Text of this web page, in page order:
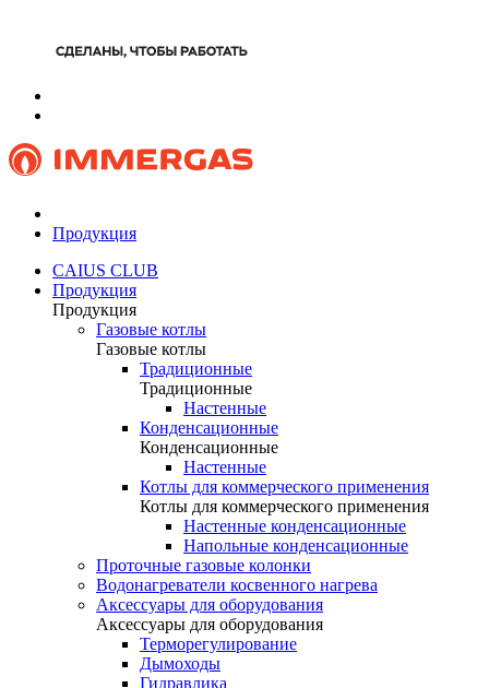
Продукция
CAIUS CLUB
Продукция
Продукция
Газовые котлы
Газовые котлы
Традиционные
Традиционные
Настенные
Конденсационные
Конденсационные
Настенные
Котлы для коммерческого применения
Котлы для коммерческого применения
Настенные конденсационные
Напольные конденсационные
Проточные газовые колонки
Водонагреватели косвенного нагрева
Аксессуары для оборудования
Аксессуары для оборудования
Терморегулирование
Дымоходы
Гидравлика